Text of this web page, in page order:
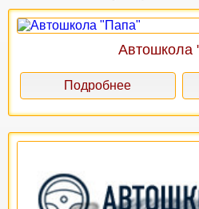
Автошкола
Подробнее